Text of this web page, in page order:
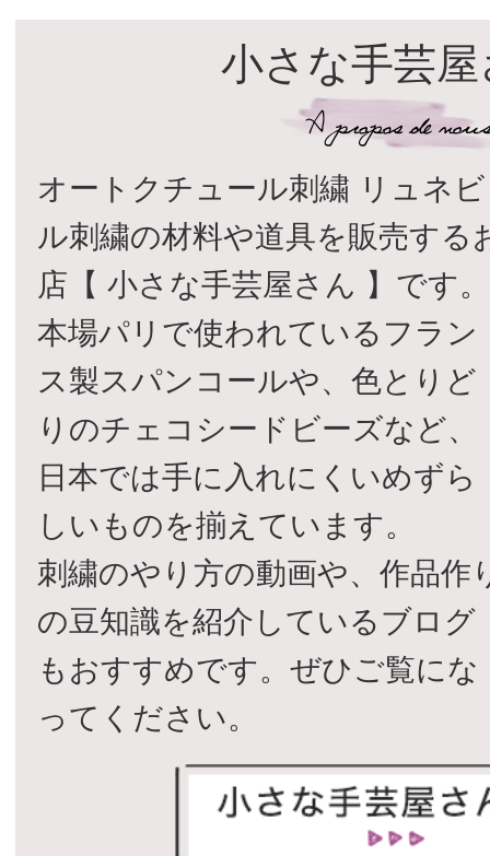
小さな手芸
オートクチュール刺繍 リュネビ
ル刺繍の材料や道具を販売する
店【 小さな手芸屋さん 】です。
本場パリで使われているフラン
ス製スパンコールや、色とりど
りのチェコシードビーズなど、
日本では手に入れにくいめずら
しいものを揃えています。
刺繍のやり方の動画や、作品作
の豆知識を紹介しているブログ
もおすすめです。ぜひご覧にな
ってください。